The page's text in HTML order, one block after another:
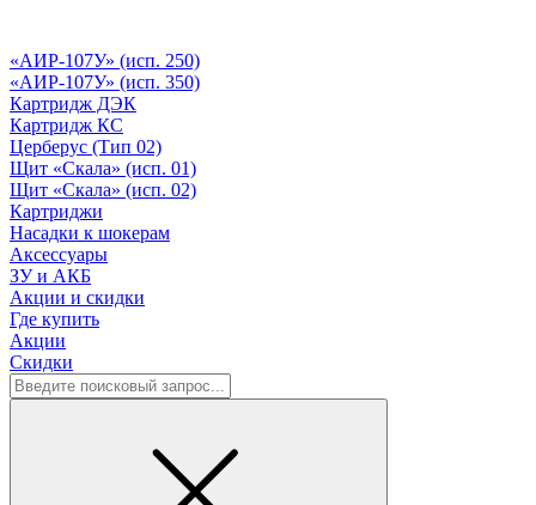
«АИР-107У» (исп. 250)
«АИР-107У» (исп. 350)
Картридж ДЭК
Картридж КС
Церберус (Тип 02)
Щит «Скала» (исп. 01)
Щит «Скала» (исп. 02)
Картриджи
Насадки к шокерам
Аксессуары
ЗУ и АКБ
Акции и скидки
Где купить
Акции
Скидки